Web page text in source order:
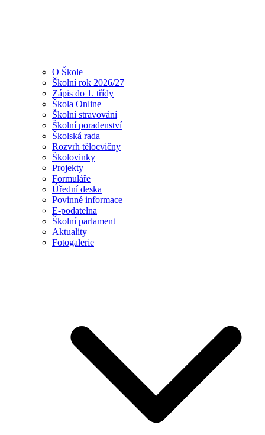
O Škole
Školní rok 2026/27
Zápis do 1. třídy
Škola Online
Školní stravování
Školní poradenství
Školská rada
Rozvrh tělocvičny
Školovinky
Projekty
Formuláře
Úřední deska
Povinné informace
E-podatelna
Školní parlament
Aktuality
Fotogalerie